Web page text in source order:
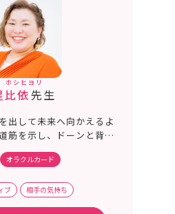
ホシヒヨリ
比依先生
出して未来へ向かえるよ
筋を示し、ドーンと背中
無く私にぶつけてくださ
オラクルカード
ブ 相手の気持ち